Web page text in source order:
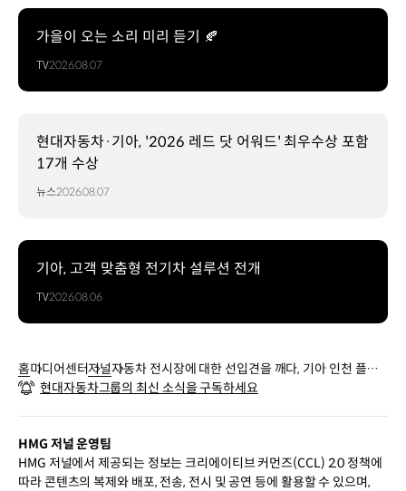
가을이 오는 소리 미리 듣기 🍂
TV2026.08.07
현대자동차·기아, '2026 레드 닷 어워드' 최우수상 포함
17개 수상
뉴스2026.08.07
기아, 고객 맞춤형 전기차 설루션 전개
TV2026.08.06
홈미디어센터저널자동차 전시장에 대한 선입견을 깨다, 기아 인천 플래
그십 스토어
현대자동차그룹의 최신 소식을 구독하세요
HMG 저널 운영팀
HMG 저널에서 제공되는 정보는 크리에이티브 커먼즈(CCL) 2.0 정책에
따라 콘텐츠의 복제와 배포, 전송, 전시 및 공연 등에 활용할 수 있으며,